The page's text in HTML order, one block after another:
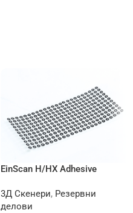
EinScan H/HX Adhesive
3Д Скенери, Резервни
делови